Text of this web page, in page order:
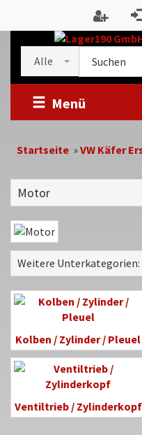
Alle
Shop
Menü
Startseite »VW Käfer
Motor
Weitere Unterkategorien:
Kolben / Zylinder / Pleuel
Ventiltrieb / Zylinderkopf